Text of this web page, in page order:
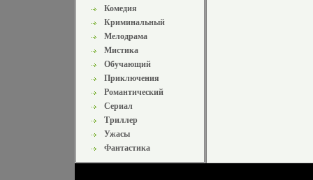
Комедия
Криминальный
Мелодрама
Мистика
Обучающий
Приключения
Романтический
Сериал
Триллер
Ужасы
Фантастика